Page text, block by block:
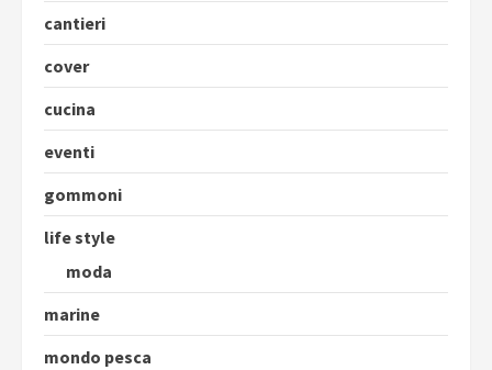
cantieri
cover
cucina
eventi
gommoni
life style
moda
marine
mondo pesca